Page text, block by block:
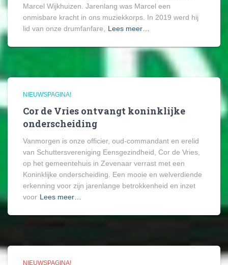
Marcel Wijkhuizen. Jarenlang was Marcel een
onmisbare kracht in ons muziekkorps. In 2019 werd hij
lid van onze drumfanfare,
Lees meer…
NIEUWSPAGINA!
Cor de Vries ontvangt koninklijke
onderscheiding
Vanmorgen is onze officier, oud-commandant en erelid
van Schuttersvereniging Eensgezindheid, Cor de Vries,
op het gemeentehuis in Zevenaar verrast met een
Koninklijke onderscheiding. Een mooie en welverdiende
erkenning voor zijn jarenlange betrokkenheid en inzet
voor Lees meer…
NIEUWSPAGINA!